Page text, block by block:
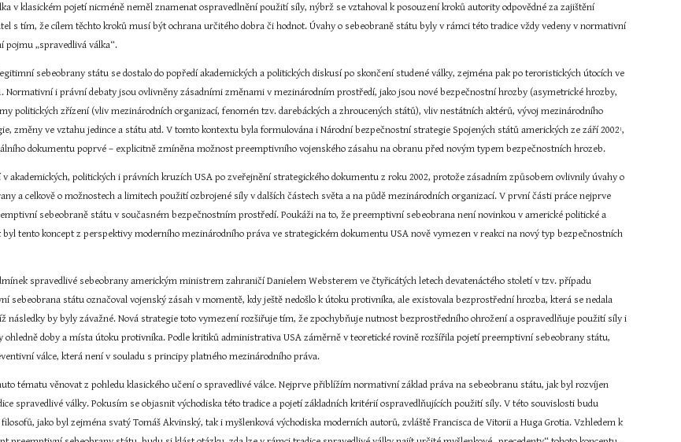
v klasickém pojetí nicméně neměl znamenat ospravedlnění použití síly, nýbrž se vztahoval k posouzení kroků autority odpovědné za zajištění
s tím, že cílem těchto kroků musí být ochrana určitého dobra či hodnot. Úvahy o sebeobraně státu byly v rámci této tradice vždy vedeny v normativní
pojmu „spravedlivá válka“.
sebeobrany státu se dostalo do popředí akademických a politických diskusí po skončení studené války, zejména pak po teroristických útocích ve
Normativní i právní debaty jsou ovlivněny zásadními změnami v mezinárodním prostředí, jako jsou nové bezpečnostní hrozby (asymetrické hrozby,
politických zřízení (vliv mezinárodních organizací, fenomén tzv. darebáckých a zhroucených států), vliv nestátních aktérů, vývoj mezinárodního
změny ve vztahu jedince a státu atd. V tomto kontextu byla formulována i Národní bezpečnostní strategie Spojených států amerických ze září 20021,
dokumentu poprvé – explicitně zmíněna možnost preemptivního vojenského zásahu na obranu před novým typem bezpečnostních hrozeb.
akademických, politických i právních kruzích USA po zveřejnění strategického dokumentu z roku 2002, protože zásadním způsobem ovlivnily úvahy o
a celkově o možnostech a limitech použití ozbrojené síly v dalších částech světa a na půdě mezinárodních organizací. V první části práce nejprve
sebeobraně státu v současném bezpečnostním prostředí. Poukáži na to, že preemptivní sebeobrana není novinkou v americké politické a
tento koncept z perspektivy moderního mezinárodního práva ve strategickém dokumentu USA nově vymezen v reakci na nový typ bezpečnostních
spravedlivé sebeobrany americkým ministrem zahraničí Danielem Websterem ve čtyřicátých letech devatenáctého století v tzv. případu
sebeobrana státu označoval vojenský zásah v momentě, kdy ještě nedošlo k útoku protivníka, ale existovala bezprostřední hrozba, která se nedala
následky by byly závažné. Nová strategie toto vymezení rozšiřuje tím, že zpochybňuje nutnost bezprostředního ohrožení a ospravedlňuje použití síly i
ohledně doby a místa útoku protivníka. Podle kritiků administrativa USA záměrně v teoretické rovině rozšířila pojetí preemptivní sebeobrany státu,
válce, která není v souladu s principy platného mezinárodního práva.
tématu věnovat z pohledu klasického učení o spravedlivé válce. Nejprve přiblížím normativní základ práva na sebeobranu státu, jak byl rozvíjen
spravedlivé války. Pokusím se objasnit východiska této tradice a pojetí základních kritérií ospravedlňujících použití síly. V této souvislosti budu
jako byl zejména svatý Tomáš Akvinský, tak i myšlenková východiska moderních autorů, zvláště Francisca de Vitorii a Huga Grotia. Vzhledem k